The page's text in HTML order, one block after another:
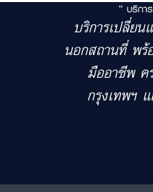
“ บริกา
บริการเปลี่ย
นอกสถานที่ พ
มืออาชีพ ค
กรุงเทพฯ